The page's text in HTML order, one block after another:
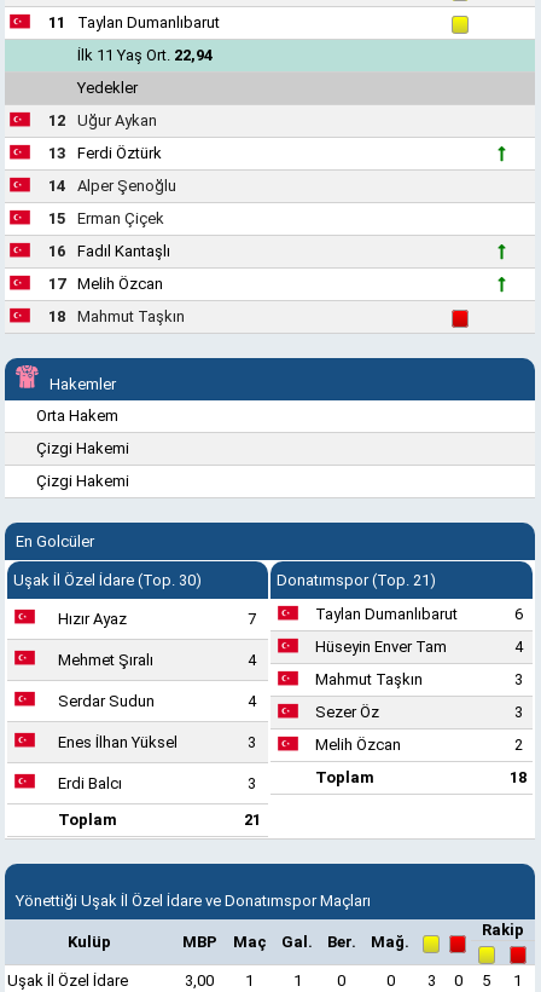
11
Taylan Dumanlıbarut
İlk 11 Yaş Ort. 22,94
Yedekler
12
Uğur Aykan
13
Ferdi Öztürk
14
Alper Şenoğlu
15
Erman Çiçek
16
Fadıl Kantaşlı
17
Melih Özcan
18
Mahmut Taşkın
Hakemler
Orta Hakem
Çizgi Hakemi
Çizgi Hakemi
En Golcüler
Uşak İl Özel İdare (Top. 30)
Hızır Ayaz 7
Mehmet Şıralı 4
Serdar Sudun 4
Enes İlhan Yüksel 3
Erdi Balcı
3
Toplam
21
Donatımspor (Top. 21)
Taylan Dumanlıbarut
6
Hüseyin Enver Tam
4
Mahmut Taşkın
3
Sezer Öz
3
Melih Özcan
2
Toplam
18
Yönettiği Uşak İl Özel İdare ve Donatımspor Maçları
Kulüp MBP Maç Gal. Ber. Mağ.
Rakip
Uşak İl Özel İdare 3,00 1 1 0 0 3 0 5 1